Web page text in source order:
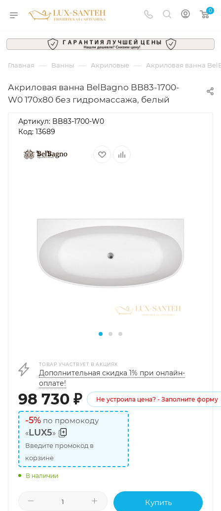
0
Главная — Ванны — Акриловые — Акриловая ванна
Акриловая ванна BelBagno BB83-1700-
W0 170x80 без гидромассажа, белый
Артикул: BB83-1700-W0
Код: 13689
ТОВАР УЧАСТВУЕТ В АКЦИЯХ
Дополнительная скидка 1% при онлайн-
оплате!
98 730 ₽ Не устроила цена? - Заполните форму
-5% по промокоду
«LUX5»
Введите промокод в
корзине
В наличии
Купить